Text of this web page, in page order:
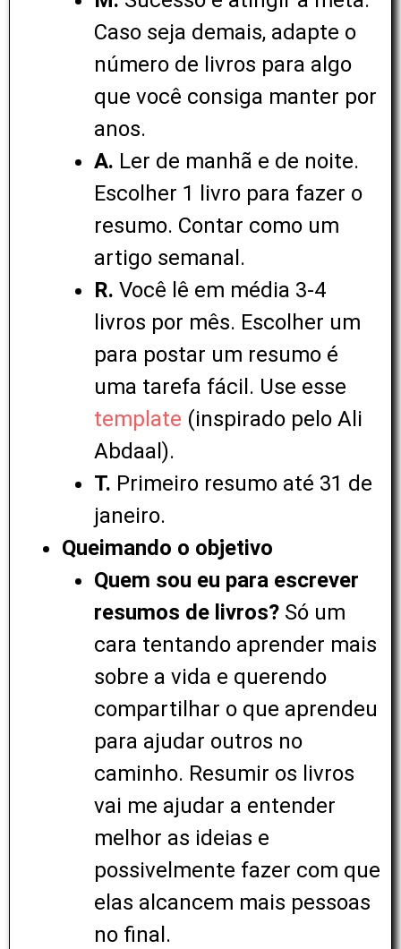
Caso seja demais, adapte o
número de livros para algo
que você consiga manter por
anos.
A. Ler de manhã e de noite.
Escolher 1 livro para fazer o
resumo. Contar como um
artigo semanal.
R. Você lê em média 3-4
livros por mês. Escolher um
para postar um resumo é
uma tarefa fácil. Use esse
template (inspirado pelo Ali
Abdaal).
T. Primeiro resumo até 31 de
janeiro.
Queimando o objetivo
Quem sou eu para escrever
resumos de livros? Só um
cara tentando aprender mais
sobre a vida e querendo
compartilhar o que aprendeu
para ajudar outros no
caminho. Resumir os livros
vai me ajudar a entender
melhor as ideias e
possivelmente fazer com que
elas alcancem mais pessoas
no final.